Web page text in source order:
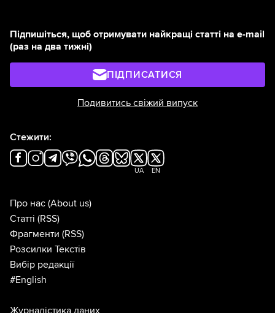
Підпишіться, щоб отримувати найкращі статті на e-mail
(раз на два тижні)
ПІДПИСАТИСЯ
Подивитись свіжий випуск
Стежити:
UA EN
Про нас (About us)
Статті (RSS)
Фрагменти (RSS)
Розсилки Текстів
Вибір редакції
#English